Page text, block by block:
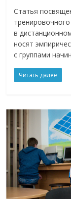
Статья
в
носят
с группами
Читать далее